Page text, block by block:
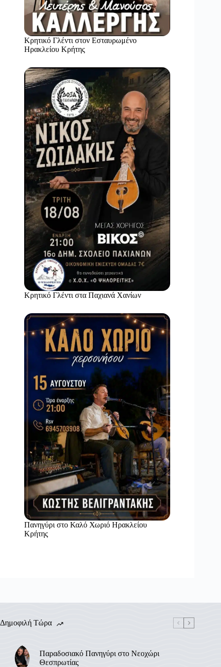
Κρητικό Γλέντι στον Εσταυρωμένο
Ηρακλείου Κρήτης
Κρητικό Γλέντι στα Παχιανά Χανίων
Πανηγύρι στο Καλό Χωριό Ηρακλείου
Κρήτης
Δημοφιλή Τώρα
Παραδοσιακό Πανηγύρι στο Νεοχώρι
Θεσπρωτίας